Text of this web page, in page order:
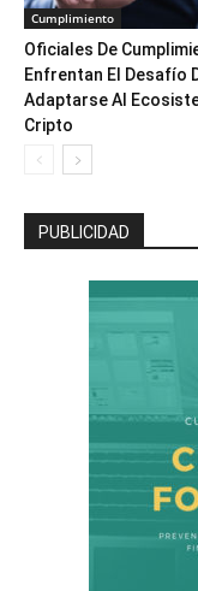
Cumplimiento
Oficiales De
Enfrentan El Desafío
Adaptarse Al
Cripto
PUBLICIDAD